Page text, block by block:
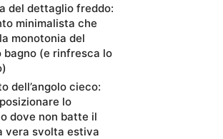
del dettaglio freddo:
minimalista che
monotonia del
bagno (e rinfresca lo
dell’angolo cieco:
lo
dove non batte il
vera svolta estiva